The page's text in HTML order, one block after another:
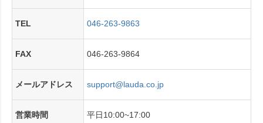
TEL 046-263-9863
FAX 046-263-9864
メールアドレス support@lauda.co.jp
営業時間 平日10:00~17:00